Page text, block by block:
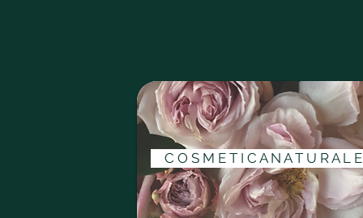
C O S M E T I C A N A T U R A L E